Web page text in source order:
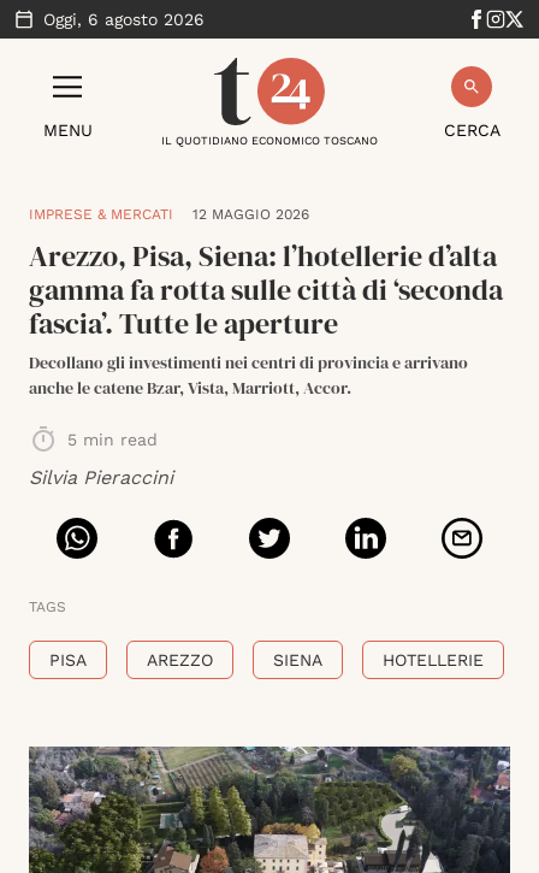
Oggi, 6 agosto 2026
MENU CERCA
IL QUOTIDIANO ECONOMICO TOSCANO
IMPRESE & MERCATI 12 MAGGIO 2026
Arezzo, Pisa, Siena: l’hotellerie d’alta
gamma fa rotta sulle città di ‘seconda
fascia’. Tutte le aperture
Decollano gli investimenti nei centri di provincia e arrivano
anche le catene Bzar, Vista, Marriott, Accor.
5 min read
Silvia Pieraccini
TAGS
PISA AREZZO SIENA HOTELLERIE